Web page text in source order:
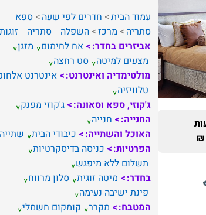
עמוד הבית חדרים לפי שעה
ספא
סתריה
מרכז השפלה סתריה
זוגות
אביזרים בחדר:
אח לחימום
מזגן
מצעים למיטה סט רחצה
מולטימדיה ואינטרנט:
אינטרנט
טלוויזיה
ג'קוזי, ספא וסאונה:
ג'קוזי מפנק
החנייה:
חנייה
האוכל והשתייה:
כיבודי הבית
הפרטיות:
כניסה בדיסקרטיות
תשלום ללא מיפגש
בחדר:
מיטה זוגית סלון מרווח
פינת ישיבה נעימה
המטבח:
מקרר קומקום חשמלי